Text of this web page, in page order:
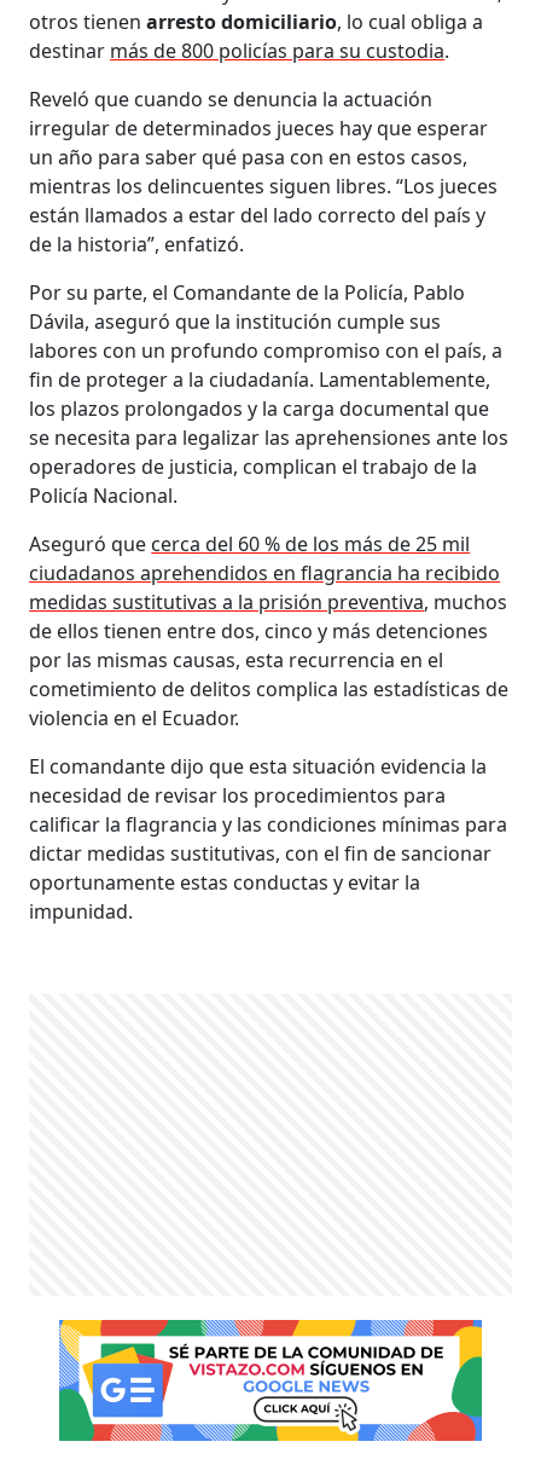
otros tienenarresto domiciliario, lo cual obliga a
destinar más de 800 policías para su custodia.
Reveló que cuando se denuncia la actuación
irregular de determinados jueces hay que esperar
un año para saber qué pasa con en estos casos,
mientras los delincuentes siguen libres. “Los jueces
están llamados a estar del lado correcto del país y
de la historia”, enfatizó.
Por su parte, el Comandante de la Policía, Pablo
Dávila, aseguró que la institución cumple sus
labores con un profundo compromiso con el país, a
fin de proteger a la ciudadanía. Lamentablemente,
los plazos prolongados y la carga documental que
se necesita para legalizar las aprehensiones ante los
operadores de justicia, complican el trabajo de la
Policía Nacional.
Aseguró que cerca del 60 % de los más de 25 mil
ciudadanos aprehendidos en flagrancia ha recibido
medidas sustitutivas a la prisión preventiva, muchos
de ellos tienen entre dos, cinco y más detenciones
por las mismas causas, esta recurrencia en el
cometimiento de delitos complica las estadísticas de
violencia en el Ecuador.
El comandante dijo que esta situación evidencia la
necesidad de revisar los procedimientos para
calificar la flagrancia y las condiciones mínimas para
dictar medidas sustitutivas, con el fin de sancionar
oportunamente estas conductas y evitar la
impunidad.